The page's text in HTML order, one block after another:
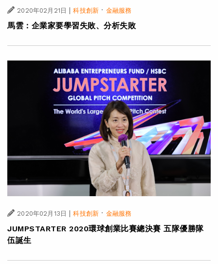
2020年02月21日 | 科技創新 · 金融服務
馬雲：企業家要學習失敗、分析失敗
2020年02月13日 | 科技創新 · 金融服務
JUMPSTARTER 2020環球創業比賽總決賽 五隊優勝隊
伍誕生